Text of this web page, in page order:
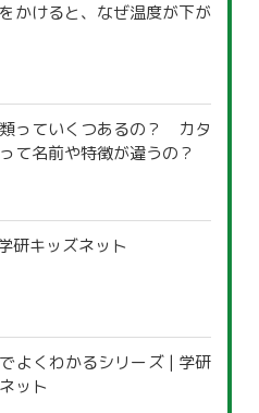
かけると、なぜ温度が下が
っていくつあるの？ カタ
て名前や特徴が違うの？
研キッズネット
よくわかるシリーズ | 学研
ット